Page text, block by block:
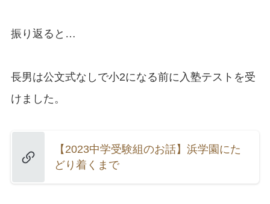
振り返ると…
長男は公文式なしで小2になる前に入塾テストを受
けました。
【2023中学受験組のお話】浜学園にた
どり着くまで